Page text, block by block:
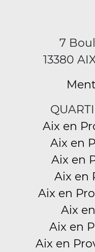
7
13380
Aix en
Aix en
Aix en
Aix en
Aix en
Aix
Aix en
Aix en